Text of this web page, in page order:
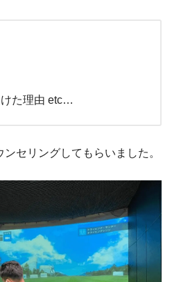
た理由 etc…
ンセリングしてもらいました。